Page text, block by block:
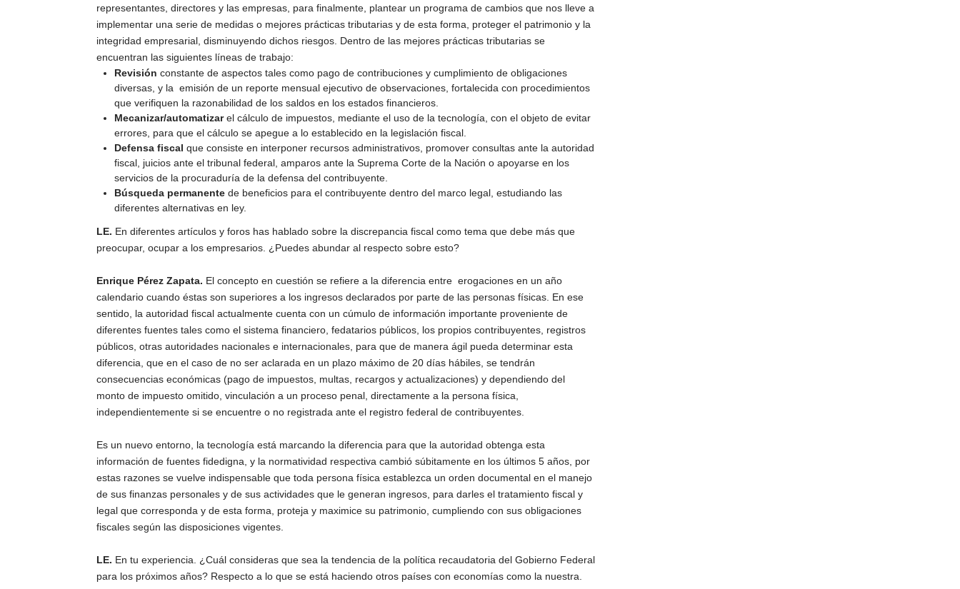
representantes, directores y las empresas, para finalmente, plantear un programa de cambios que nos lleve a
implementar una serie de medidas o mejores prácticas tributarias y de esta forma, proteger el patrimonio y la
integridad empresarial, disminuyendo dichos riesgos. Dentro de las mejores prácticas tributarias se
encuentran las siguientes líneas de trabajo:
Revisión constante de aspectos tales como pago de contribuciones y cumplimiento de obligaciones
diversas, y la emisión de un reporte mensual ejecutivo de observaciones, fortalecida con procedimientos
que verifiquen la razonabilidad de los saldos en los estados financieros.
Mecanizar/automatizarel cálculo de impuestos, mediante el uso de la tecnología, con el objeto de evitar
errores, para que el cálculo se apegue a lo establecido en la legislación fiscal.
Defensa fiscal que consiste en interponer recursos administrativos, promover consultas ante la autoridad
fiscal, juicios ante el tribunal federal, amparos ante la Suprema Corte de la Nación o apoyarse en los
servicios de la procuraduría de la defensa del contribuyente.
Búsqueda permanente de beneficios para el contribuyente dentro del marco legal, estudiando las
diferentes alternativas en ley.
LE. En diferentes artículos y foros has hablado sobre la discrepancia fiscal como tema que debe más que
preocupar, ocupar a los empresarios. ¿Puedes abundar al respecto sobre esto?
Enrique Pérez Zapata. El concepto en cuestión se refiere a la diferencia entre erogaciones en un año
calendario cuando éstas son superiores a los ingresos declarados por parte de las personas físicas. En ese
sentido, la autoridad fiscal actualmente cuenta con un cúmulo de información importante proveniente de
diferentes fuentes tales como el sistema financiero, fedatarios públicos, los propios contribuyentes, registros
públicos, otras autoridades nacionales e internacionales, para que de manera ágil pueda determinar esta
diferencia, que en el caso de no ser aclarada en un plazo máximo de 20 días hábiles, se tendrán
consecuencias económicas (pago de impuestos, multas, recargos y actualizaciones) y dependiendo del
monto de impuesto omitido, vinculación a un proceso penal, directamente a la persona física,
independientemente si se encuentre o no registrada ante el registro federal de contribuyentes.
Es un nuevo entorno, la tecnología está marcando la diferencia para que la autoridad obtenga esta
información de fuentes fidedigna, y la normatividad respectiva cambió súbitamente en los últimos 5 años, por
estas razones se vuelve indispensable que toda persona física establezca un orden documental en el manejo
de sus finanzas personales y de sus actividades que le generan ingresos, para darles el tratamiento fiscal y
legal que corresponda y de esta forma, proteja y maximice su patrimonio, cumpliendo con sus obligaciones
fiscales según las disposiciones vigentes.
LE. En tu experiencia. ¿Cuál consideras que sea la tendencia de la política recaudatoria del Gobierno Federal
para los próximos años? Respecto a lo que se está haciendo otros países con economías como la nuestra.